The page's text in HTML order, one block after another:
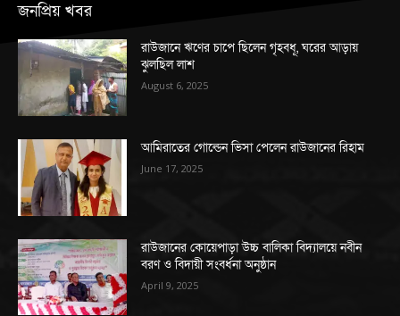
জনপ্রিয় খবর
রাউজানে ঋণের চাপে ছিলেন গৃহবধূ, ঘরের আড়ায়
ঝুলছিল লাশ
August 6, 2025
আমিরাতের গোল্ডেন ভিসা পেলেন রাউজানের রিহাম
June 17, 2025
রাউজানের কোয়েপাড়া উচ্চ বালিকা বিদ্যালয়ে নবীন
বরণ ও বিদায়ী সংবর্ধনা অনুষ্ঠান
April 9, 2025